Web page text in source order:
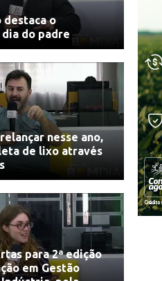
destaca o
do padre
nesse ano,
de lixo através
para 2ª edição
em Gestão